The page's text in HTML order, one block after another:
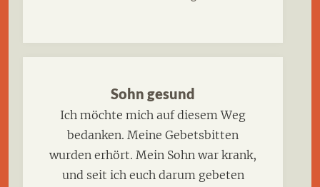
Sohn gesund
Ich möchte mich auf diesem Weg
bedanken. Meine Gebetsbitten
wurden erhört. Mein Sohn war krank,
und seit ich euch darum gebeten